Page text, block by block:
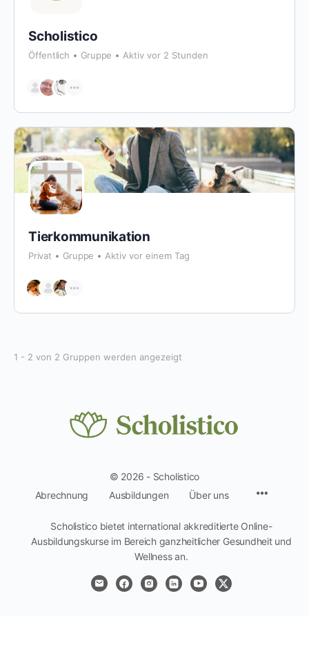
Scholistico
Öffentlich Gruppe Aktiv vor 2 Stunden
Tierkommunikation
Privat Gruppe Aktiv vor einem Tag
1 - 2 von 2 Gruppen werden angezeigt
© 2026 - Scholistico
Abrechnung
Ausbildungen Über uns
Scholistico bietet international akkreditierte Online-
Ausbildungskurse im Bereich ganzheitlicher Gesundheit und
Wellness an.